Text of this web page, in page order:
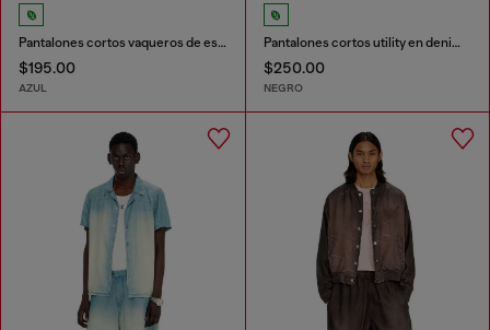
Pantalones cortos vaqueros de estilo utilitario
$195.00
AZUL
Pantalones cortos utility en denim de cáñamo
$250.00
NEGRO